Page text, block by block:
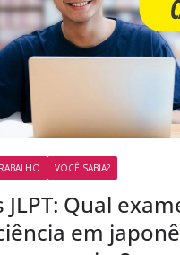
VOCÊ SABIA?
JLPT: Qual
em